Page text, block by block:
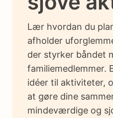
Lær hvordan du
afholder
der styrker båndet
familiemedlemmer.
idéer til aktiviteter,
at gøre dine
mindeværdige og